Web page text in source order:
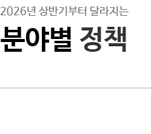
2026년 상반기부터 달라지는
분야별 정책